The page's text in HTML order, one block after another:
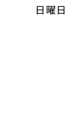
日曜